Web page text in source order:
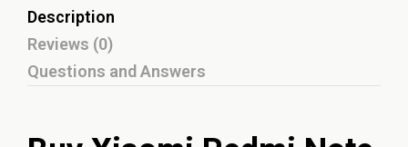
Description
Reviews (0)
Questions and Answers